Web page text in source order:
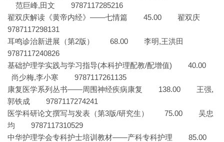
范巨峰,田文 9787117285216
翟双庆解读《黄帝内经》——七情篇 45.00 翟双庆
9787117298131
耳鸣诊治新进展（第2版） 68.00 李明,王洪田
9787117240826
基础护理学实践与学习指导(本科护理配教/配增值) 40.00
尚少梅,李小寒 9787117261135
康复医学系列丛书——周围神经疾病康复 138.00 王强,
郭铁成 9787117274241
医学科研论文撰写与发表（第3版/研究生） 75.00 吴忠
均 9787117310529
中华护理学会专科护士培训教材——产科专科护理 85.00